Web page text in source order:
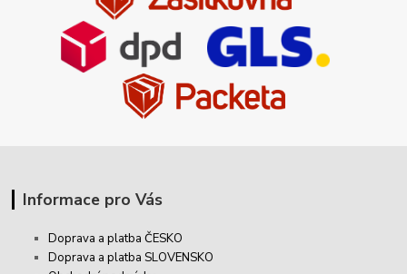
Informace pro Vás
Doprava a platba ČESKO
Doprava a platba SLOVENSKO